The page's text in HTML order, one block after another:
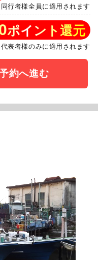
同行者様全員に適用されます
ポイント還元
表者様のみに適用されます
約へ進む